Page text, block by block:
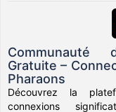
Communauté
Gratuite –
Pharaons
Découvrez la
connexions